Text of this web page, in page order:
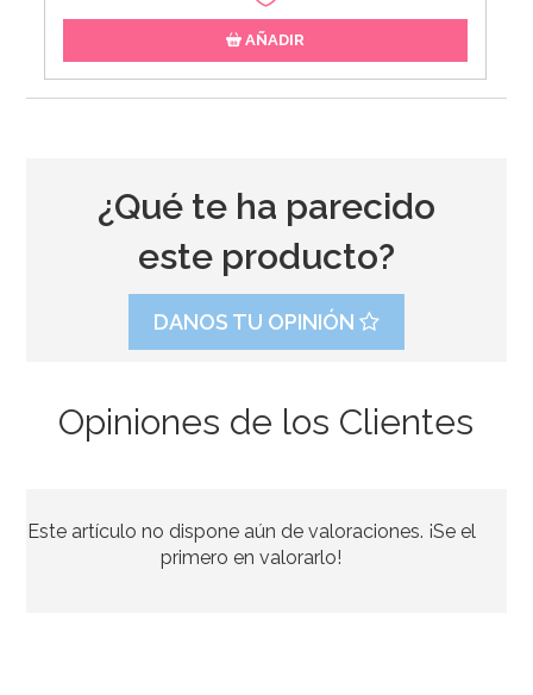
AÑADIR
3,95€
¿Qué te ha parecido
este producto?
DANOS TU OPINIÓN
Opiniones de los Clientes
Este artículo no dispone aún de valoraciones. ¡Se el
primero en valorarlo!